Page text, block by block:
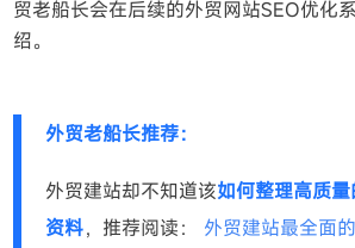
贸老船长会在后续的外贸网站SEO优化
绍。
外贸老船长推荐：
外贸建站却不知道该如何整理高质
资料，推荐阅读： 外贸建站最全面